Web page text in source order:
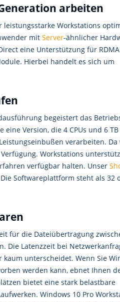
arbeiten
leistungsstarke Workstations
mit Server-ähnlicher
eine Unterstützung für RDMA
Hierbei handelt es sich um
begeistert das
Version, die 4 CPUs und 6 TB
verarbeiten. Da
Workstations
verfügbar halten. Unser
Softwareplattform steht als 32
für die Dateiübertragung
Die Latenzzeit bei
unterscheidet. Wenn Sie
werden kann, ebnet Ihnen
bietet eine stark belastbare
Windows 10 Pro